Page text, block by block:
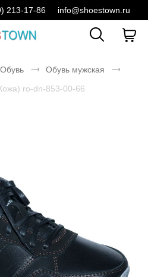
213-17-86 info@shoestown.ru
Обувь
Обувь мужская
ro-dn-853-00-66